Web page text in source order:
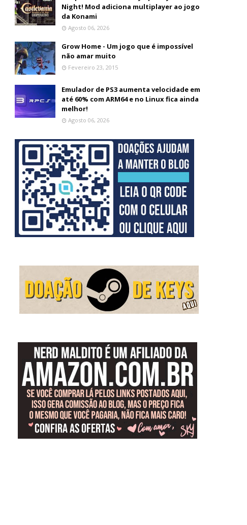
Night! Mod adiciona multiplayer ao jogo
da Konami
Agosto 06, 2026
Grow Home - Um jogo que é impossível
não amar muito
Fevereiro 23, 2015
Emulador de PS3 aumenta velocidade em
até 60% com ARM64 e no Linux fica ainda
melhor!
Agosto 06, 2026